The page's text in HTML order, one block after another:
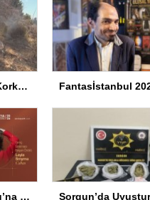
Çatalca’da Yangın Korkuttu
Cem Yiğit Üzümoğlu’na Genç Başarı Ödülü